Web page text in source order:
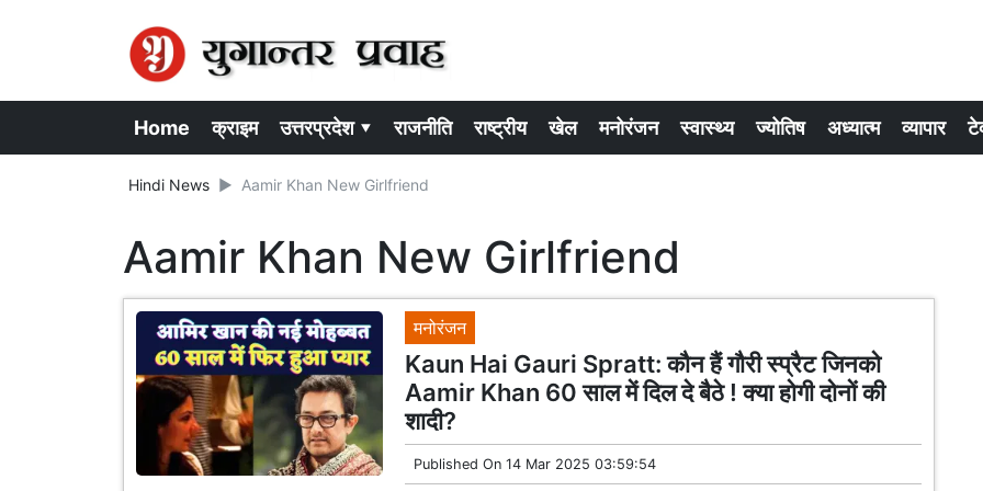
Home क्राइम उत्तरप्रदेश ▾ राजनीति राष्ट्रीय खेल मनोरंजन स्वास्थ्य ज्योतिष अध्यात्म व्यापार
Hindi News Aamir Khan New Girlfriend
Aamir Khan New Girlfriend
मनोरंजन
Kaun Hai Gauri Spratt: कौन हैं गौरी स्प्रैट जिनको
Aamir Khan 60 साल में दिल दे बैठे ! क्या होगी दोनों की
शादी?
Published On 14 Mar 2025 03:59:54